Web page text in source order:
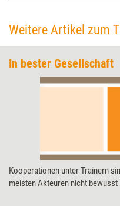
Weitere Artikel zum
In bester Gesellschaft
Kooperationen unter Trainern
meisten Akteuren nicht